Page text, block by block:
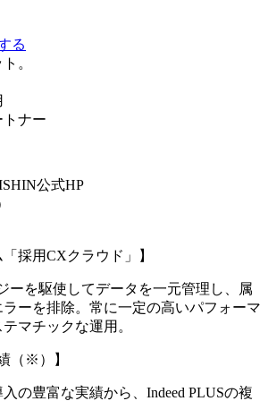
る
。
トナー
公式HP
採用CXクラウド」】
ーを駆使してデータを一元管理し、属
ーを排除。常に一定の高いパフォーマ
マチックな運用。
（※）】
の豊富な実績から、Indeed PLUSの複